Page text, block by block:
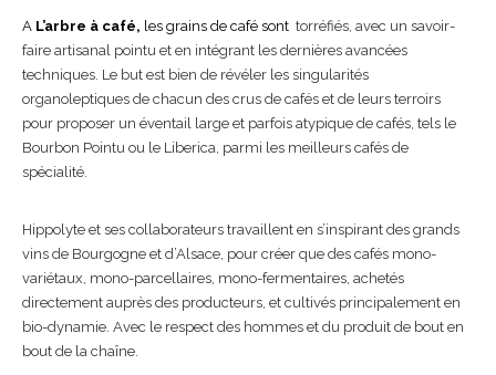
A L’arbre à café, les grains de café sont torréfiés, avec un savoir-
faire artisanal pointu et en intégrant les dernières avancées
techniques. Le but est bien de révéler les singularités
organoleptiques de chacun des crus de cafés et de leurs terroirs
pour proposer un éventail large et parfois atypique de cafés, tels le
Bourbon Pointu ou le Liberica, parmi les meilleurs cafés de
spécialité.
Hippolyte et ses collaborateurs travaillent en s’inspirant des grands
vins de Bourgogne et d’Alsace, pour créer que des cafés mono-
variétaux, mono-parcellaires, mono-fermentaires, achetés
directement auprès des producteurs, et cultivés principalement en
bio-dynamie. Avec le respect des hommes et du produit de bout en
bout de la chaîne.